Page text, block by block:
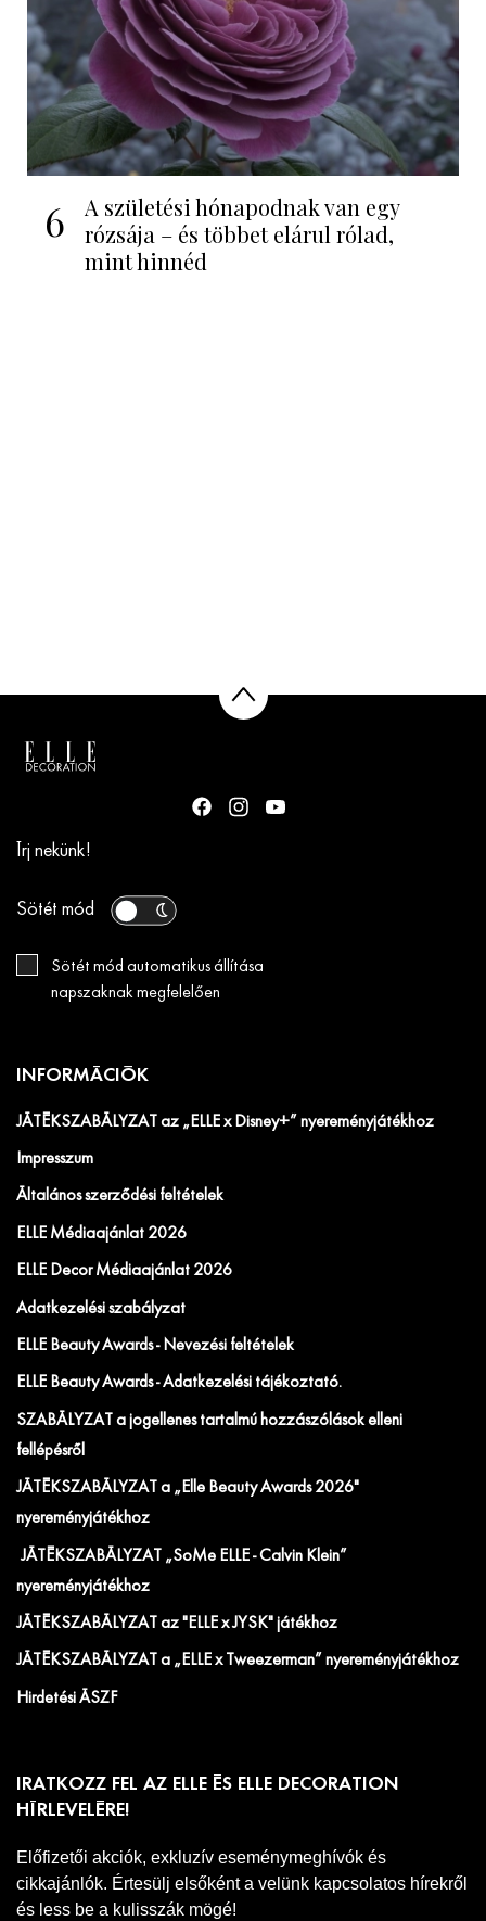
6
A születési hónapodnak van egy
rózsája – és többet elárul rólad,
mint hinnéd
Írj nekünk!
Sötét mód
Sötét mód automatikus állítása
napszaknak megfelelően
INFORMÁCIÓK
JÁTÉKSZABÁLYZAT az „ELLE x Disney+” nyereményjátékhoz
Impresszum
Általános szerződési feltételek
ELLE Médiaajánlat 2026
ELLE Decor Médiaajánlat 2026
Adatkezelési szabályzat
ELLE Beauty Awards - Nevezési feltételek
ELLE Beauty Awards - Adatkezelési tájékoztató.
SZABÁLYZAT a jogellenes tartalmú hozzászólások elleni
fellépésről
JÁTÉKSZABÁLYZAT a „Elle Beauty Awards 2026"
nyereményjátékhoz
JÁTÉKSZABÁLYZAT „SoMe ELLE - Calvin Klein”
nyereményjátékhoz
JÁTÉKSZABÁLYZAT az "ELLE x JYSK" játékhoz
JÁTÉKSZABÁLYZAT a „ELLE x Tweezerman” nyereményjátékhoz
Hirdetési ÁSZF
IRATKOZZ FEL AZ ELLE ÉS ELLE DECORATION
HÍRLEVELÉRE!
Előfizetői akciók, exkluzív eseménymeghívók és
cikkajánlók. Értesülj elsőként a velünk kapcsolatos hírekről
és less be a kulisszák mögé!